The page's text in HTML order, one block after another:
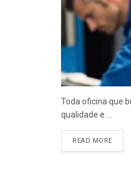
Toda oficina que
qualidade e ...
READ MORE